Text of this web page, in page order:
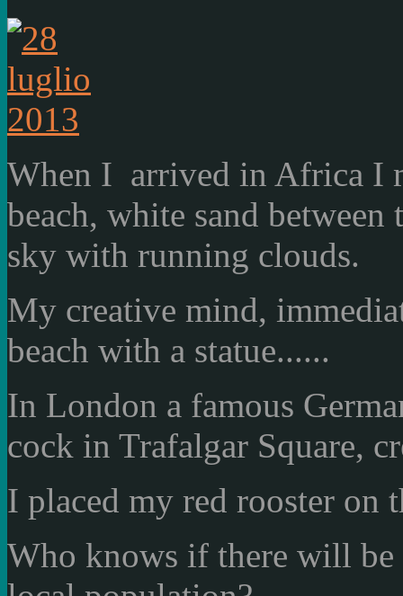
When I arrived in Africa I
beach, white sand between
sky with running clouds.
My creative mind,
beach with a statue......
In London a famous
cock in Trafalgar Square,
I placed my red rooster on
Who knows if there will be